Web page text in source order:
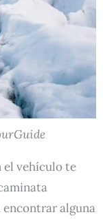
el vehículo te
encontrar alguna